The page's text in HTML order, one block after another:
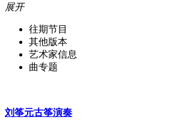
展开
往期节目
其他版本
艺术家信息
曲专题
刘筝元古筝演奏